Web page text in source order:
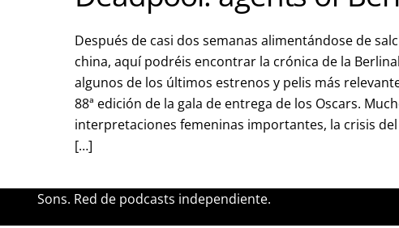
Después de casi dos semanas alimentándose de
china, aquí podréis encontrar la crónica de la
algunos de los últimos estrenos y pelis más
88ª edición de la gala de entrega de los Oscars.
interpretaciones femeninas importantes, la crisis
[…]
Sons. Red de podcasts independiente.